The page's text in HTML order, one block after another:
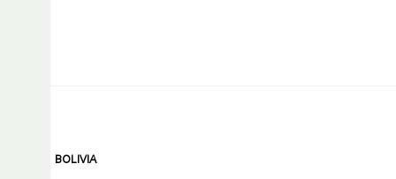
BOLIVIA